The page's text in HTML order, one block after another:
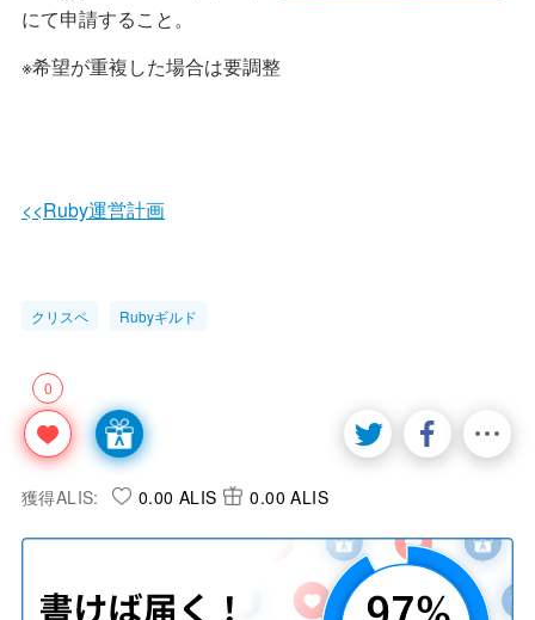
にて申請すること。
※希望が重複した場合は要調整
<<Ruby運営計画
クリスペ Rubyギルド
0
獲得ALIS: 0.00 ALIS 0.00 ALIS